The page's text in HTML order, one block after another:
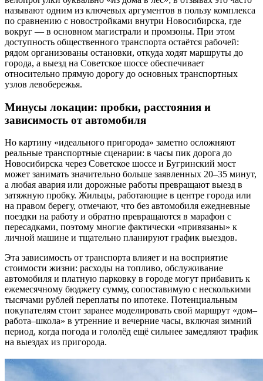
называют одним из ключевых аргументов в пользу комплекса
по сравнению с новостройками внутри Новосибирска, где
вокруг — в основном магистрали и промзоны. При этом
доступность общественного транспорта остаётся рабочей:
рядом организованы остановки, откуда ходят маршруты до
города, а выезд на Советское шоссе обеспечивает
относительно прямую дорогу до основных транспортных
узлов левобережья.
Минусы локации: пробки, расстояния и
зависимость от автомобиля
Но картину «идеального пригорода» заметно осложняют
реальные транспортные сценарии: в часы пик дорога до
Новосибирска через Советское шоссе и Бугринский мост
может занимать значительно больше заявленных 20–35 минут,
а любая авария или дорожные работы превращают выезд в
затяжную пробку. Жильцы, работающие в центре города или
на правом берегу, отмечают, что без автомобиля ежедневные
поездки на работу и обратно превращаются в марафон с
пересадками, поэтому многие фактически «привязаны» к
личной машине и тщательно планируют график выездов.
Эта зависимость от транспорта влияет и на восприятие
стоимости жизни: расходы на топливо, обслуживание
автомобиля и платную парковку в городе могут прибавить к
ежемесячному бюджету сумму, сопоставимую с несколькими
тысячами рублей переплаты по ипотеке. Потенциальным
покупателям стоит заранее моделировать свой маршрут «дом–
работа–школа» в утренние и вечерние часы, включая зимний
период, когда погода и гололёд ещё сильнее замедляют трафик
на выездах из пригорода.